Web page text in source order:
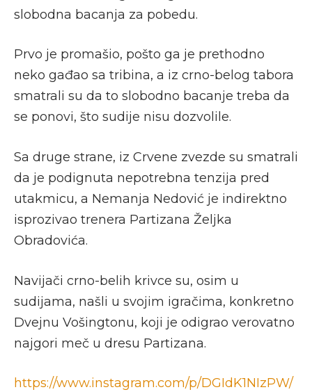
slobodna bacanja za pobedu.
Prvo je promašio, pošto ga je prethodno
neko gađao sa tribina, a iz crno-belog tabora
smatrali su da to slobodno bacanje treba da
se ponovi, što sudije nisu dozvolile.
Sa druge strane, iz Crvene zvezde su smatrali
da je podignuta nepotrebna tenzija pred
utakmicu, a Nemanja Nedović je indirektno
isprozivao trenera Partizana Željka
Obradovića.
Navijači crno-belih krivce su, osim u
sudijama, našli u svojim igračima, konkretno
Dvejnu Vošingtonu, koji je odigrao verovatno
najgori meč u dresu Partizana.
https://www.instagram.com/p/DGIdK1NIzPW/